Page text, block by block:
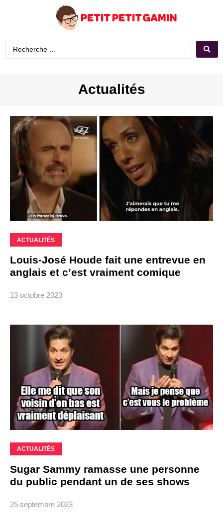
Actualités
ACTUALITÉS
Louis-José Houde fait une entrevue en
anglais et c’est vraiment comique
13 octobre 2023
ACTUALITÉS
Sugar Sammy ramasse une personne
du public pendant un de ses shows
25 septembre 2023